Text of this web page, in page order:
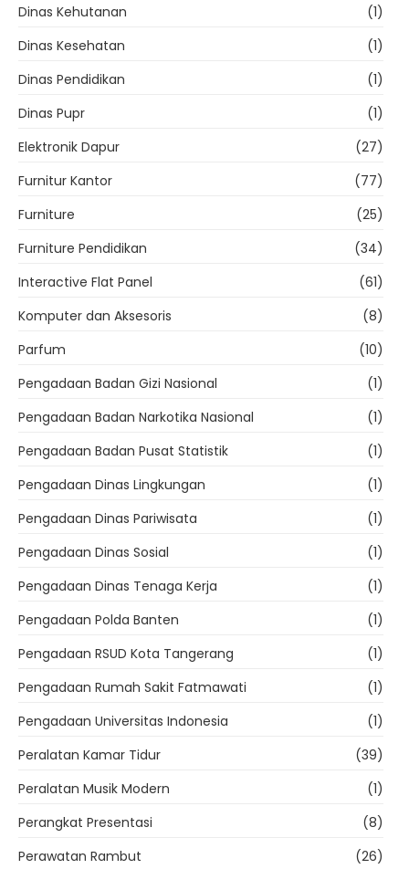
Dinas Kehutanan
(1)
Dinas Kesehatan
(1)
Dinas Pendidikan
(1)
Dinas Pupr
(1)
Elektronik Dapur
(27)
Furnitur Kantor
(77)
Furniture
(25)
Furniture Pendidikan
(34)
Interactive Flat Panel
(61)
Komputer dan Aksesoris
(8)
Parfum
(10)
Pengadaan Badan Gizi Nasional
(1)
Pengadaan Badan Narkotika Nasional
(1)
Pengadaan Badan Pusat Statistik
(1)
Pengadaan Dinas Lingkungan
(1)
Pengadaan Dinas Pariwisata
(1)
Pengadaan Dinas Sosial
(1)
Pengadaan Dinas Tenaga Kerja
(1)
Pengadaan Polda Banten
(1)
Pengadaan RSUD Kota Tangerang
(1)
Pengadaan Rumah Sakit Fatmawati
(1)
Pengadaan Universitas Indonesia
(1)
Peralatan Kamar Tidur
(39)
Peralatan Musik Modern
(1)
Perangkat Presentasi
(8)
Perawatan Rambut
(26)